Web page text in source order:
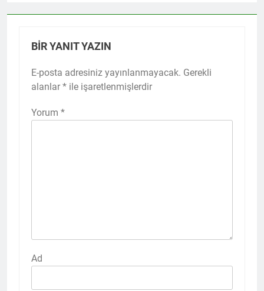
BIR YANIT YAZIN
E-posta adresiniz yayınlanmayacak. Gerekli
alanlar * ile işaretlenmişlerdir
Yorum *
Ad